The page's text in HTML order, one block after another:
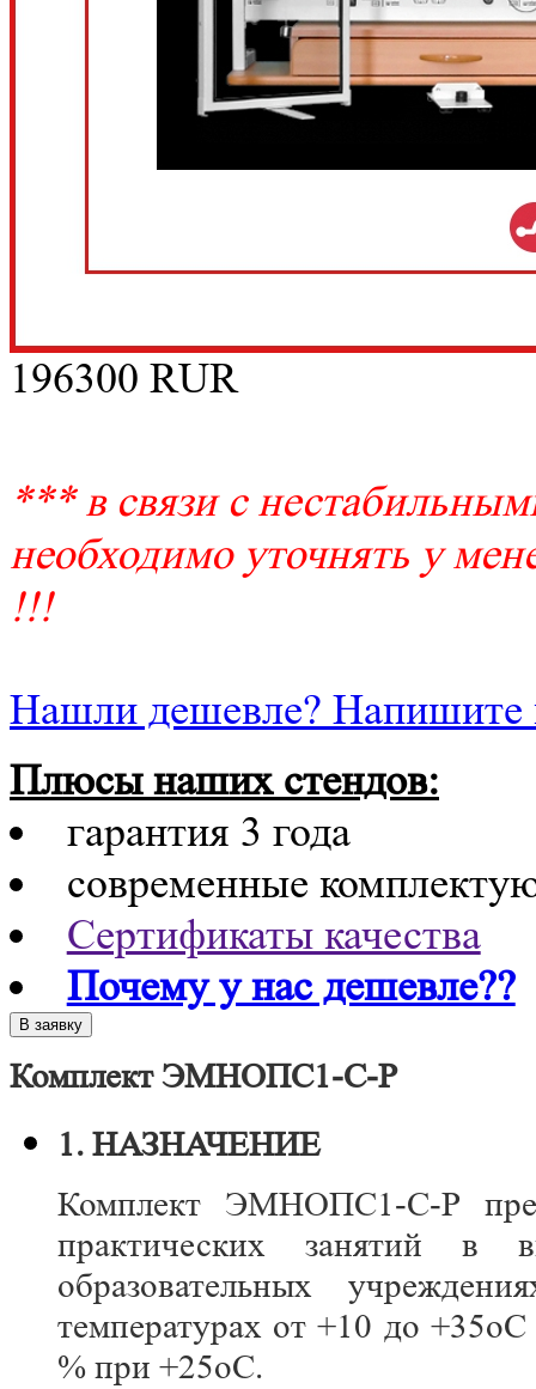
196300 RUR
*** в связи с
необходимо уточнять у
!!!
Нашли дешевле?
Плюсы наших стендов:
гарантия 3 года
современные
Сертификаты качества
Почему у нас дешевле??
Комплект ЭМНОПС1-С-Р
1. НАЗНАЧЕНИЕ
Комплект ЭМНОПС1-С-Р
практических занятий в
образовательных
температурах от +10 до
% при +25оС.